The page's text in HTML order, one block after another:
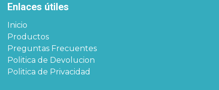
Enlaces útiles
Inicio
Productos
Preguntas Frecuentes
Politica de Devolucion
Politica de Privacidad